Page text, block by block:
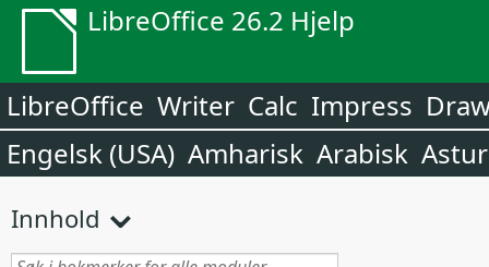
LibreOffice 26.2 Hjelp
LibreOffice Writer Calc Impress
Engelsk (USA) Amharisk Arabisk
Innhold